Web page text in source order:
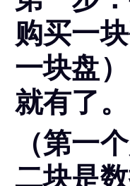
购买一
一块盘
就有了。
（第一
二块是